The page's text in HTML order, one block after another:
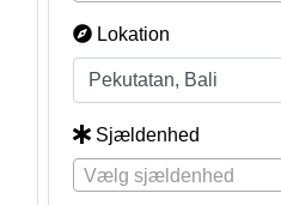
Lokation
Sjældenhed
Vælg sjældenhed